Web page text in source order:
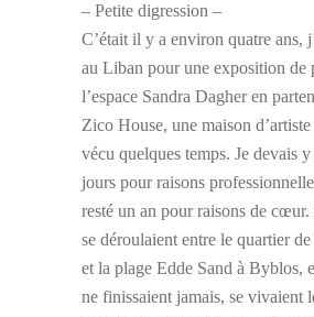
– Petite digression –
C’était il y a environ quatre ans,
au Liban pour une exposition de
l’espace Sandra Dagher en
Zico House, une maison d’artiste
vécu quelques temps. Je devais
jours pour raisons
resté un an pour raisons de
se déroulaient entre le quartier
et la plage Edde Sand à Byblos,
ne finissaient jamais, se vivaient